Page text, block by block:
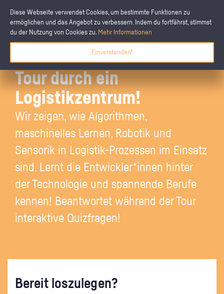
Diese Webseite verwendet Cookies, um bestimmte Funktionen zu
ermöglichen und das Angebot zu verbessern. Indem du fortfährst, stimmst
du der Nutzung von Cookies zu. Mehr Informationen
Einverstanden!
Tetris ganz groß:
Willkommen zur virtuellen
Tour durch ein
Logistikzentrum!
Wir zeigen, wie Algorithmen,
maschinelles Lernen, Robotik und
Sensorik in Logistik-Prozessen im Einsatz
sind. Lernt die Entwickler*innen hinter
der Technologie und spannende Berufe
kennen! Beantwortet während der Tour
interaktive Quizfragen!
Bereit loszulegen?